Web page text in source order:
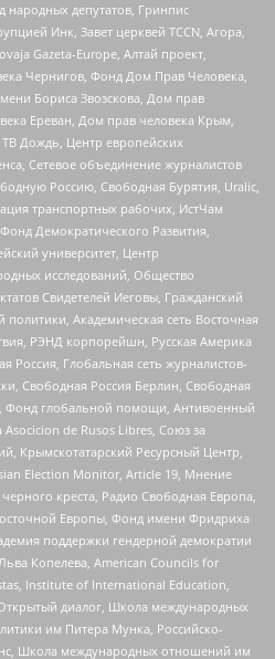
народных депутатов, Гринпис
Инк, Завет церквей TCCN, Агора,
Gazeta-Europe, Алтай проект,
Чернигов, Фонд Дом Прав Человека,
Бориса Звозскова, Дом прав
Ереван, Дом прав человека Крым,
ТВ Дождь, Центр европейских
Сетевое объединение журналистов
Россию, Свободная Бурятия, Uralic,
транспортных рабочих, ИстЧам
Демократического Развития,
университет, Центр
исследований, Общество
Свидетелей Иеговы, Гражданский
политики, Академическая сеть Восточная
РЭНД корпорейшн, Русская Америка
Россия, Глобальная сеть журналистов-
Свободная Россия Берлин, Свободная
Фонд глобальной помощи, Антивоенный
de Rusos Libres, Союз за
Крымскотатарский Ресурсный Центр,
Election Monitor, Article 19, Мнение
креста, Радио Свободная Европа,
Европы, Фонд имени Фридриха
поддержки гендерной демократии
Копелева, American Councils for
Institute of International Education,
диалог, Школа международных
им Питера Мунка, Российско-
Школа международных отношений им